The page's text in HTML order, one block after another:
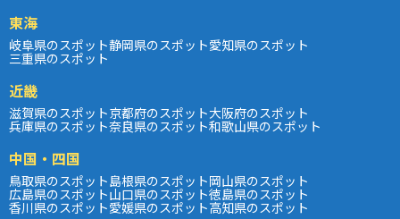
東海
岐阜県のスポット静岡県のスポット愛知県のスポット
三重県のスポット
近畿
滋賀県のスポット京都府のスポット大阪府のスポット
兵庫県のスポット奈良県のスポット和歌山県のスポット
中国・四国
鳥取県のスポット島根県のスポット岡山県のスポット
広島県のスポット山口県のスポット徳島県のスポット
香川県のスポット愛媛県のスポット高知県のスポット